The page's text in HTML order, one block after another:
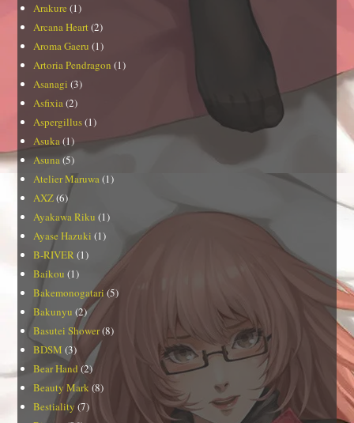
Arakure (1)
Arcana Heart (2)
Aroma Gaeru (1)
Artoria Pendragon (1)
Asanagi (3)
Asfixia(2)
Aspergillus(1)
Asuka(1)
Asuna(5)
Atelier Maruwa(1)
AXZ(6)
Ayakawa Riku (1)
Ayase Hazuki (1)
B-RIVER (1)
Baikou (1)
Bakemonogatari (5)
Bakunyu (2)
Basutei Shower(8)
BDSM (3)
Bear Hand (2)
Beauty Mark(8)
Bestiality (7)